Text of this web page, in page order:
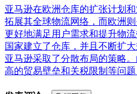
亚马逊在欧洲仓库的扩张计划
拓展其全球物流网络，而欧洲
更好地满足用户需求和提升物
国家建立了仓库，并且不断扩
亚马逊采取了分散布局的策略
高的贸易壁垒和关税限制等问题